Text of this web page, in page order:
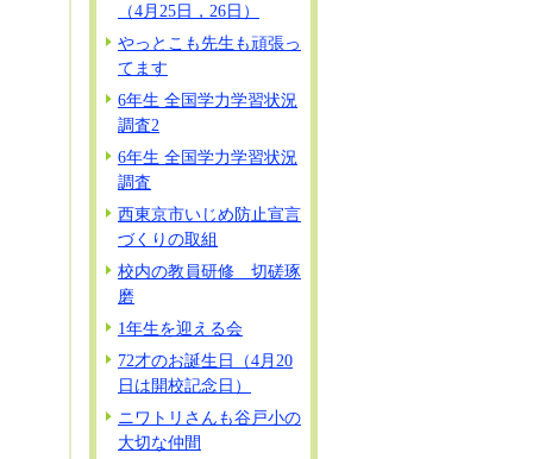
（4月25日，26日）
やっとこも先生も頑張っ
てます
6年生 全国学力学習状況
調査2
6年生 全国学力学習状況
調査
西東京市いじめ防止宣言
づくりの取組
校内の教員研修 切磋琢
磨
1年生を迎える会
72才のお誕生日（4月20
日は開校記念日）
ニワトリさんも谷戸小の
大切な仲間